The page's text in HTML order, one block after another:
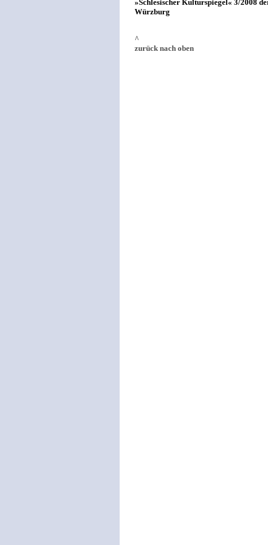
»Schlesischer Kulturspiegel« 3/2008
Würzburg
^
zurück nach oben